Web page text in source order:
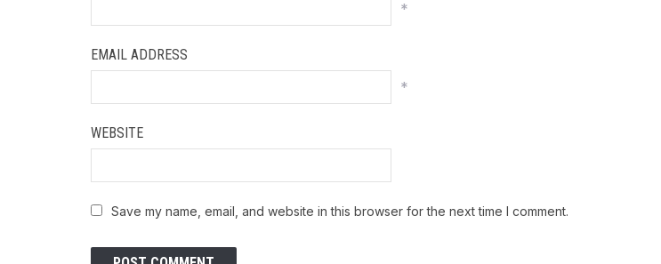
*
EMAIL ADDRESS
*
WEBSITE
Save my name, email, and website in this browser for the next time I comment.